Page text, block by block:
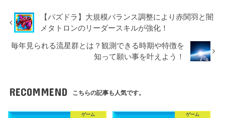
【パズドラ】大規模バランス調整により赤関羽と闇
メタトロンのリーダースキルが強化！
毎年見られる流星群とは？観測できる時期や特徴を
知って願い事を叶えよう！
RECOMMEND こちらの記事も人気です。
ゲーム ゲーム